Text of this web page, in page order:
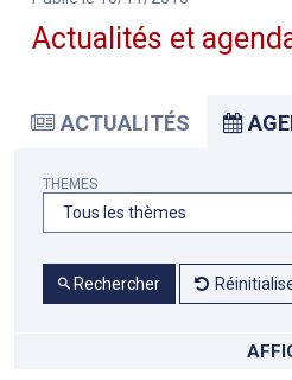
Actualités et
ACTUALITÉS
THEMES
Rechercher